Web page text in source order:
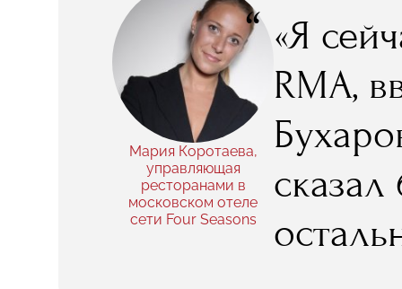
Мария Коротаева,
управляющая
ресторанами в
московском отеле
сети Four Seasons
“ «Я
RMA,